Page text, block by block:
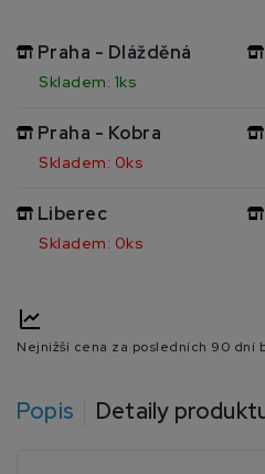
Praha - Dlážděná
Skladem: 1ks
Praha - Kobra
Skladem: 0ks
Liberec
Skladem: 0ks
Nejnižší cena za posledních 90 dní
Popis Detaily